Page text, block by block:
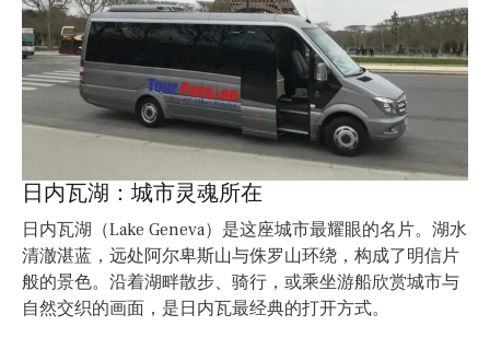
日内瓦湖：城市灵魂所在
日内瓦湖（Lake Geneva）是这座城市最耀眼的名片。湖水
清澈湛蓝，远处阿尔卑斯山与侏罗山环绕，构成了明信片
般的景色。沿着湖畔散步、骑行，或乘坐游船欣赏城市与
自然交织的画面，是日内瓦最经典的打开方式。